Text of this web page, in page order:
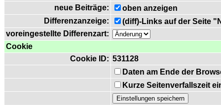
neue Beiträge:
oben anzeigen
Differenzanzeige:
(diff)-Links auf der Seite
voreingestellte Differenzart:
Cookie
Cookie ID: 531128
Daten am Ende der
Kurze Seitenverfallszeit